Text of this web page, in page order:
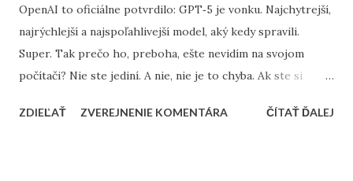
OpenAI to oficiálne potvrdilo: GPT‑5 je vonku. Najchytrejší,
najrýchlejší a najspoľahlivejší model, aký kedy spravili.
Super. Tak prečo ho, preboha, ešte nevidím na svojom
počítači? Nie ste jediní. A nie, nie je to chyba. Ak ste si
„Používate GPT‑5.“ Ale keď si spustíte ChatGPT v
ZDIEĽAŤ ZVEREJNENIE KOMENTÁRA ČÍTAŤ ĎALEJ